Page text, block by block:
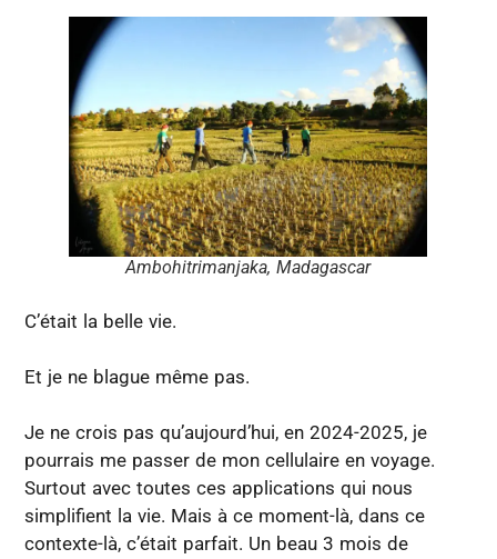
Ambohitrimanjaka, Madagascar
C’était la belle vie.
Et je ne blague même pas.
Je ne crois pas qu’aujourd’hui, en 2024-2025, je
pourrais me passer de mon cellulaire en voyage.
Surtout avec toutes ces applications qui nous
simplifient la vie. Mais à ce moment-là, dans ce
contexte-là, c’était parfait. Un beau 3 mois de